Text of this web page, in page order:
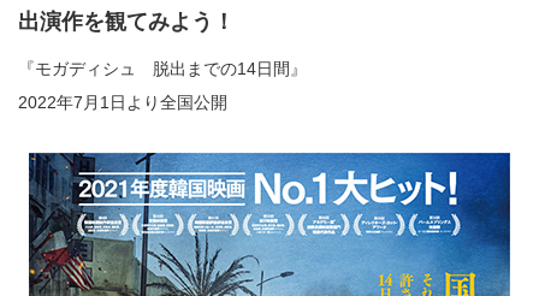
出演作を観てみよう！
『モガディシュ 脱出までの14日間』
2022年7月1日より全国公開